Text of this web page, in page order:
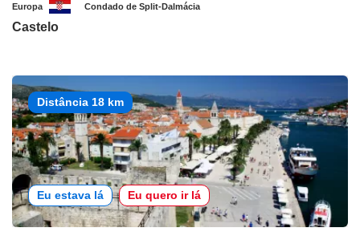
Europa Condado de Split-Dalmácia
Castelo
Distância 18 km
Eu estava lá Eu quero ir lá